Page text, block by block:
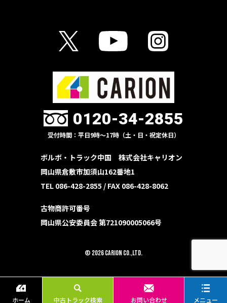
ホーム 中古トラック検索 お問い合わせ メニュー
0120-34-2855
受付時間：平日9時〜17時（土・日・祝定休日）
ボルボ・トラック中国 株式会社キャリオン
岡山県倉敷市加須山162番地1
TEL 086-428-2855 / FAX 086-428-8062
古物商許可番号
岡山県公安委員会 第721090005066号
© 2026 CARION Co.,Ltd.